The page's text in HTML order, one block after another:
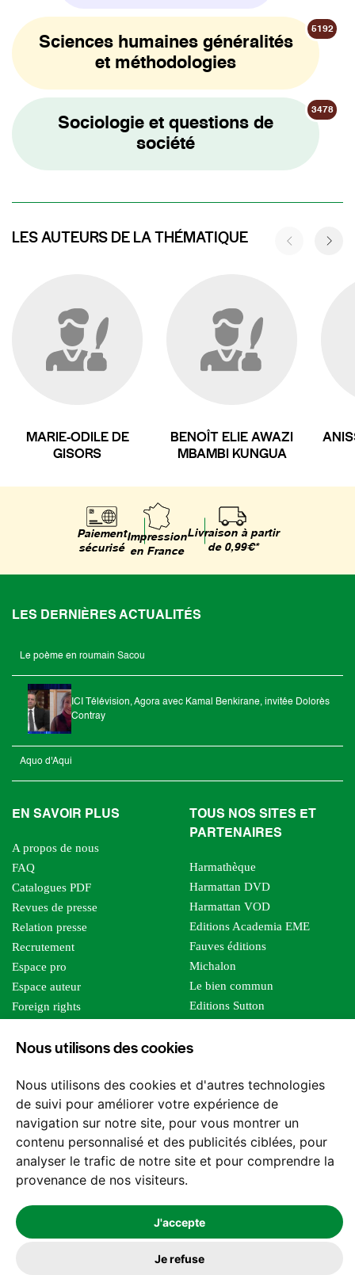
Nous utilisons des cookies
Nous utilisons des cookies et d'autres technologies
de suivi pour améliorer votre expérience de
navigation sur notre site, pour vous montrer un
contenu personnalisé et des publicités ciblées, pour
analyser le trafic de notre site et pour comprendre la
provenance de nos visiteurs.
J'accepte
Je refuse
Sciences humaines généralités
et méthodologies
5192
Sociologie et questions de
société
3478
LES AUTEURS DE LA THÉMATIQUE
MARIE-ODILE DE
GISORS
BENOÎT ELIE AWAZI
MBAMBI KUNGUA
Paiement
sécurisé
Impression
en France
Livraison à partir
de 0,99€*
LES DERNIÈRES ACTUALITÉS
Le poème en roumain Sacou
ICI Télévision, Agora avec Kamal Benkirane, invitée Dolorès
Contray
Aquo d'Aqui
EN SAVOIR PLUS
A propos de nous
FAQ
Catalogues PDF
Revues de presse
Relation presse
Recrutement
Espace pro
Espace auteur
Foreign rights
TOUS NOS SITES ET
PARTENAIRES
Harmathèque
Harmattan DVD
Harmattan VOD
Editions Academia EME
Fauves éditions
Michalon
Le bien commun
Editions Sutton
Les impliqués
Tous nos auteurs
Nos structures
Nous contacter
2026 -
© Les Editions l'Harmattan. Tous droits réservés - Site réalisé par
CGV / CGU